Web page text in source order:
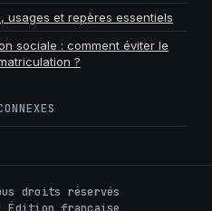
usages et repères essentiels
sociale : comment éviter le
?
droits réservés